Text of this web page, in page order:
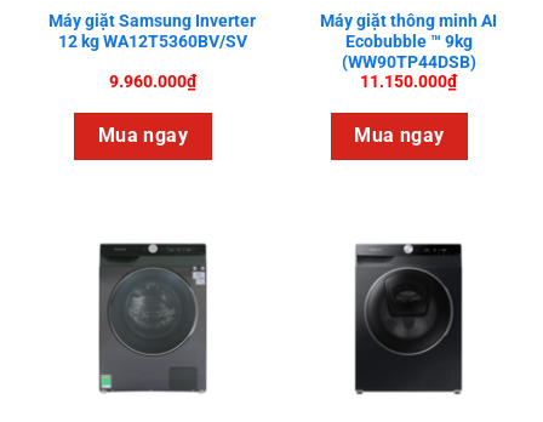
Máy giặt Samsung Inverter
12 kg WA12T5360BV/SV
9.960.000₫
Mua ngay
Máy giặt thông minh AI
Ecobubble ™ 9kg
(WW90TP44DSB)
11.150.000₫
Mua ngay